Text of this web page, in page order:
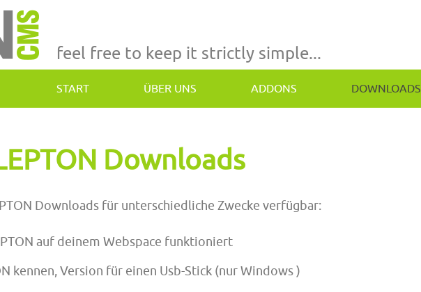
feel free to keep it strictly simple...
START ÜBER UNS ADDONS DOWNLOADS
Downloads
Downloads für unterschiedliche Zwecke verfügbar:
auf deinem Webspace funktioniert
kennen, Version für einen Usb-Stick (nur Windows )